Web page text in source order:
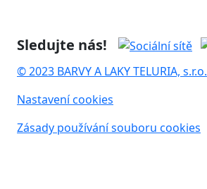
Sledujte nás!
© 2023 BARVY A LAKY TELURIA, s.r.o.
Nastavení cookies
Zásady používání souboru cookies